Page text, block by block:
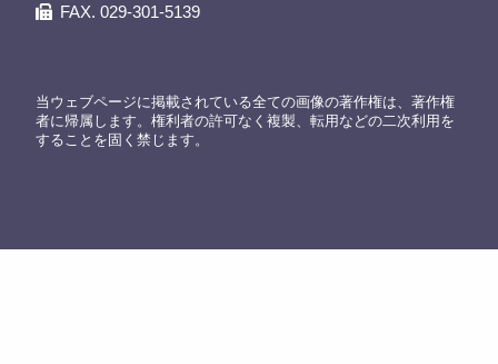
FAX. 029-301-5139
当ウェブページに掲載されている全ての画像の著作権は、著作権
者に帰属します。権利者の許可なく複製、転用などの二次利用を
することを固く禁じます。